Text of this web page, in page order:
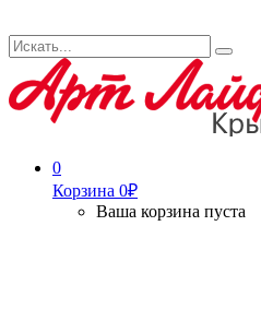
Search
0
Корзина 0₽
Ваша корзина пуста